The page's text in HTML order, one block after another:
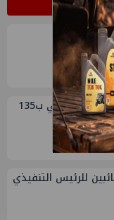
صفقة إماراتية جديدة في الساحل الشمالي ب135
للرئيس التنفيذي